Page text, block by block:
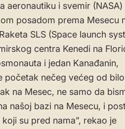
aeronautiku i svemir (NASA)
posadom prema Mesecu
SLS (Space launch
centra Kenedi na
i jedan Kanađanin,
početak nečeg većeg od
na Mesec, ne samo da
našoj bazi na Mesecu, i
su pred nama”, rekao je